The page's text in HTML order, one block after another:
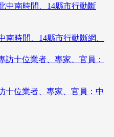
南時間、14縣市行動斷網、
十位業者、專家、官員：中